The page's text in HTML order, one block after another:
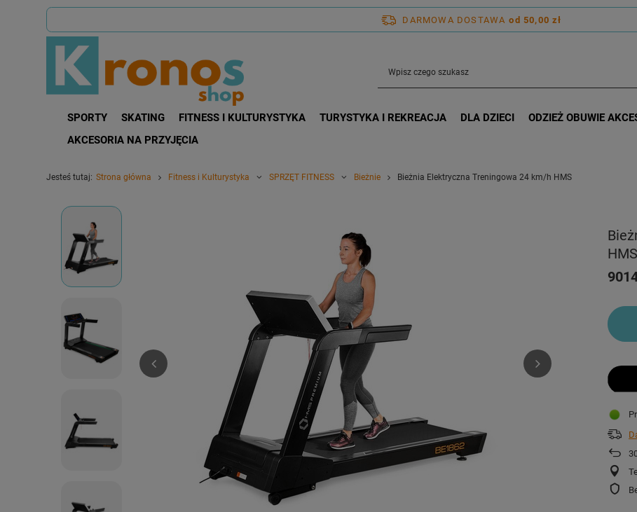
DARMOWA DOSTAWA od 50,00 zł
SPORTY SKATING FITNESS I KULTURYSTYKA TURYSTYKA I REKREACJA DLA DZIECI ODZIEŻ OBUWIE
AKCESORIA NA PRZYJĘCIA
Jesteś tutaj: Strona główna Fitness i Kulturystyka SPRZĘT FITNESS Bieżnie Bieżnia Elektryczna Treningowa 24 km/h HMS
HMS